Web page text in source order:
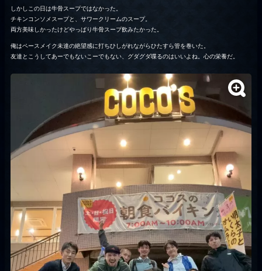
しかしこの日は牛骨スープではなかった。
チキンコンソメスープと、サワークリームのスープ。
両方美味しかったけどやっぱり牛骨スープ飲みたかった。
俺はペースメイク未達の絶望感に打ちひしがれながらひたすら管を巻いた。
友達とこうしてあーでもないこーでもない、グダグダ喋るのはいいよね。心の栄養だ。